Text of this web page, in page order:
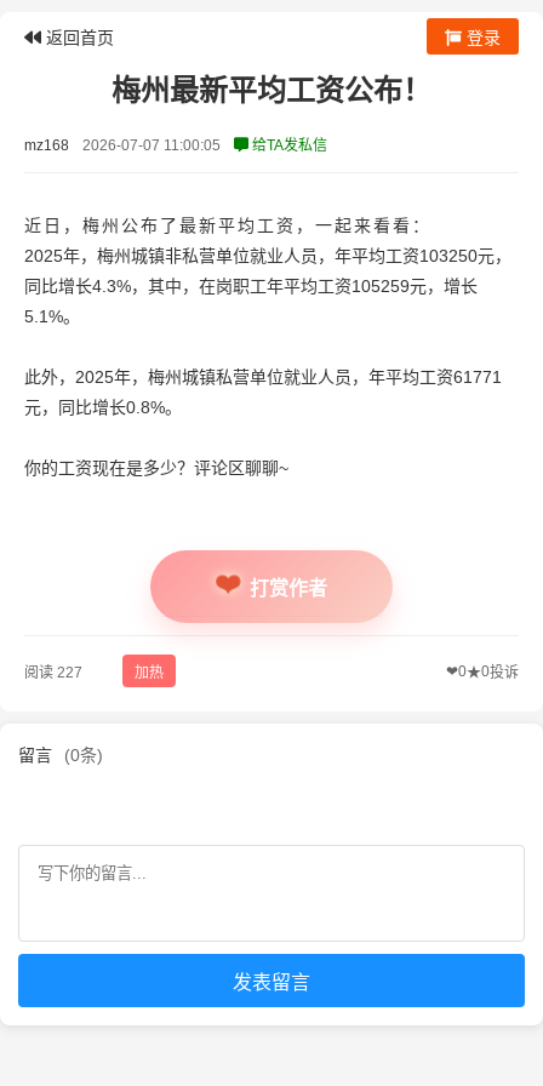
返回首页 登录
梅州最新平均工资公布！
mz168 2026-07-07 11:00:05 给TA发私信
近日，梅州公布了最新平均工资，一起来看看：
2025年，梅州城镇非私营单位就业人员，年平均工资103250元，
同比增长4.3%，其中，在岗职工年平均工资105259元，增长
5.1%。
此外，2025年，梅州城镇私营单位就业人员，年平均工资61771
元，同比增长0.8%。
你的工资现在是多少？评论区聊聊~
打赏作者
阅读 227 加热 ❤0★0投诉
留言 (0条)
发表留言